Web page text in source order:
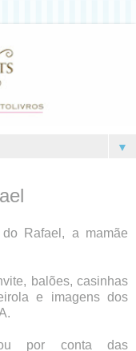
▼
Rafael, a mamãe
balões, casinhas
e imagens dos
por conta das